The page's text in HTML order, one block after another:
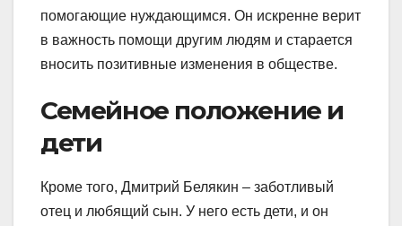
помогающие нуждающимся. Он искренне верит
в важность помощи другим людям и старается
вносить позитивные изменения в обществе.
Семейное положение и
дети
Кроме того, Дмитрий Белякин – заботливый
отец и любящий сын. У него есть дети, и он